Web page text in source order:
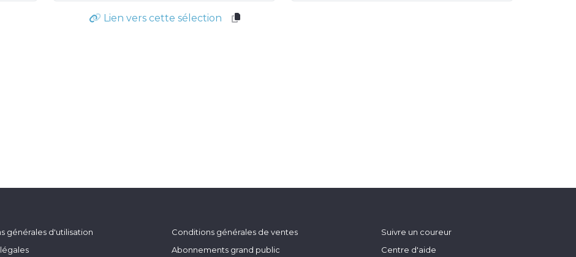
Lien vers cette sélection
générales d'utilisation
Conditions générales de ventes
Abonnements grand public
Suivre un coureur
Centre d'aide